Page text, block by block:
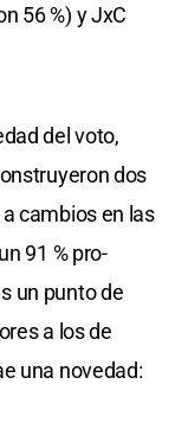
56 %) y JxC
del voto,
dos
cambios en las
91 % pro-
un punto de
a los de
una novedad: